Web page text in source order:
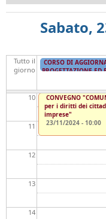
Sabato,
Tutto il
giorno
CORSO DI
PROGETTAZIONE ED
07
09
10
11
12
13
14
CONVEGNO
per i diritti dei
imprese"
23/11/2024 - 10:00